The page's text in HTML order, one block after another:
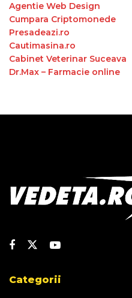
Agentie Web Design
Cumpara Criptomonede
Presadeazi.ro
Cautimasina.ro
Cabinet Veterinar Suceava
Dr.Max – Farmacie online
Categorii